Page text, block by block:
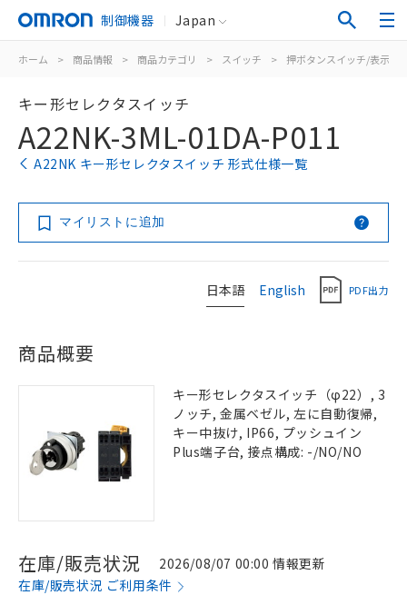
制御機器 Japan
ホーム > 商品情報 > 商品カテゴリ > スイッチ > 押ボタンスイッチ/表示灯
キー形セレクタスイッチ
A22NK-3ML-01DA-P011
A22NK キー形セレクタスイッチ 形式仕様一覧
マイリストに追加
日本語 English PDF出力
商品概要
キー形セレクタスイッチ（φ22）, 3
ノッチ, 金属ベゼル, 左に自動復帰,
キー中抜け, IP66, プッシュイン
Plus端子台, 接点構成: -/NO/NO
在庫/販売状況
2026/08/07 00:00 情報更新
在庫/販売状況 ご利用条件